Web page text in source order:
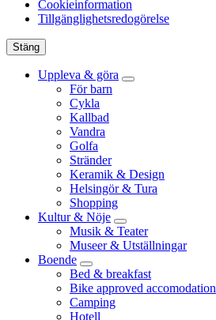
Cookieinformation
Tillgänglighetsredogörelse
Stäng
Uppleva & göra
För barn
Cykla
Kallbad
Vandra
Golfa
Stränder
Keramik & Design
Helsingör & Tura
Shopping
Kultur & Nöje
Musik & Teater
Museer & Utställningar
Boende
Bed & breakfast
Bike approved accomodation
Camping
Hotell